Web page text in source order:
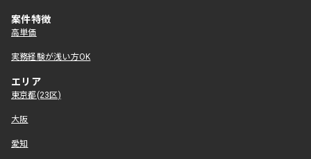
案件特徴
高単価
実務経験が浅い方OK
エリア
東京都(23区)
大阪
愛知